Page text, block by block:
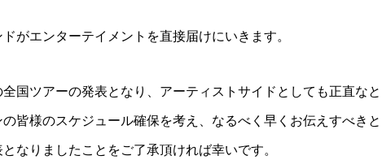
がエンターテイメントを直接届けにいきます。
国ツアーの発表となり、アーティストサイドとしても正直なと
皆様のスケジュール確保を考え、なるべく早くお伝えすべきと
なりましたことをご了承頂ければ幸いです。